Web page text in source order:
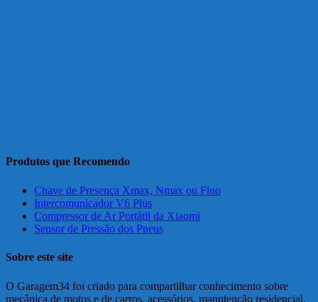
Produtos que Recomendo
Chave de Presença Xmax, Nmax ou Fluo
Intercomunicador V6 Plus
Compressor de Ar Portátil da Xiaomi
Sensor de Pressão dos Pneus
Sobre este site
O Garagem34 foi criado para compartilhar conhecimento sobre
mecânica de motos e de carros, acessórios, manutenção residencial,